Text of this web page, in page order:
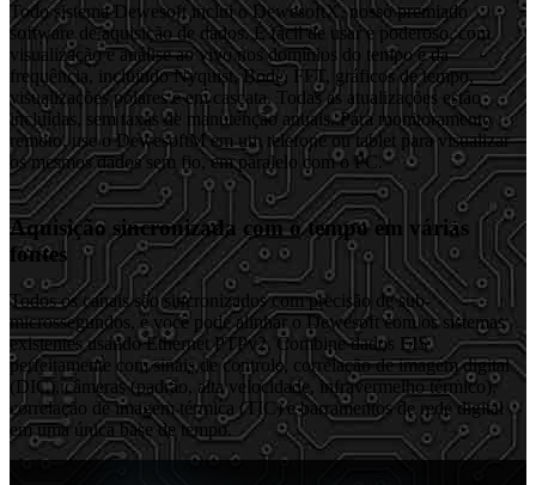
Todo sistema Dewesoft inclui o DewesoftX, nosso premiado
software de aquisição de dados. É fácil de usar e poderoso, com
visualização e análise ao vivo nos domínios do tempo e da
frequência, incluindo Nyquist, Bode, FFT, gráficos de tempo,
visualizações polares e em cascata. Todas as atualizações estão
incluídas, sem taxas de manutenção anuais. Para monitoramento
remoto, use o DewesoftM em um telefone ou tablet para visualizar
os mesmos dados sem fio, em paralelo com o PC.
Aquisição sincronizada com o tempo em várias
fontes
Todos os canais são sincronizados com precisão de sub-
microssegundos, e você pode alinhar o Dewesoft com os sistemas
existentes usando Ethernet PTPv2. Combine dados EIS
perfeitamente com sinais de controle, correlação de imagem digital
(DIC), câmeras (padrão, alta velocidade, infravermelho térmico),
correlação de imagem térmica (TIC) e barramentos de rede digital
em uma única base de tempo.